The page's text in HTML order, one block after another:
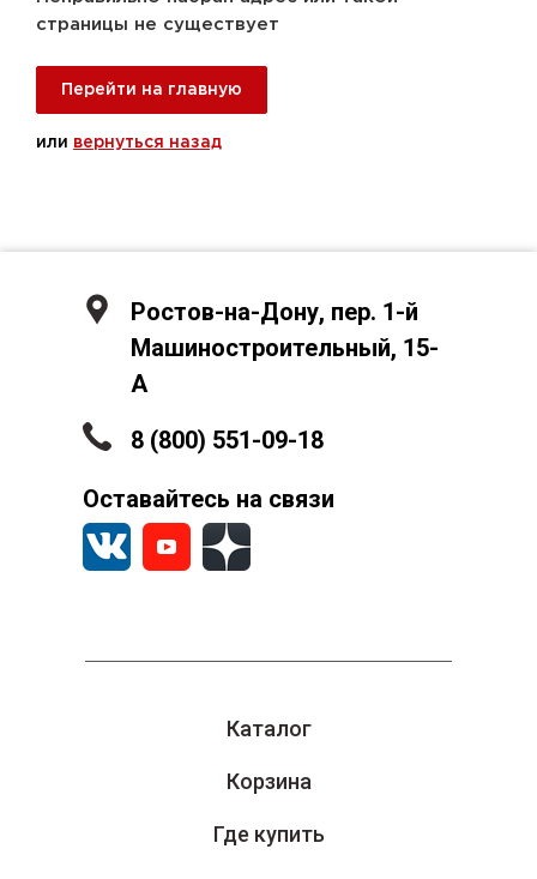
страницы не существует
Перейти на главную
или вернуться назад
Каталог
Корзина
Где купить
Ростов-на-Дону, пер. 1-й
Машиностроительный, 15-
А
8 (800) 551-09-18
Оставайтесь на связи